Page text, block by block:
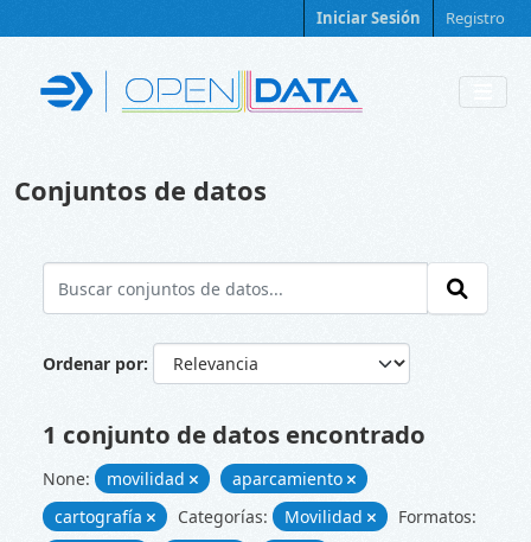
Iniciar Sesión Registro
Conjuntos de datos
Ordenar por
1 conjunto de datos encontrado
None: movilidad
aparcamiento
cartografía
Categorías: Movilidad
Formatos: